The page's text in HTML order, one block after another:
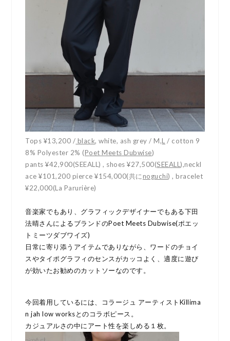
Tops ¥13,200 / black, white, ash grey / M,L / cotton 9
8% Polyester 2% (Poet Meets Dubwise)
pants ¥42,900(SEEALL) , shoes ¥27,500(SEEALL),neckl
ace ¥101,200 pierce ¥154,000(共にnoguchi) , bracelet
¥22,000(La Parurière)
音楽家でもあり、グラフィックデザイナーでもある下田
法晴さんによるブランドのPoet Meets Dubwise(ポエッ
トミーツダブワイズ)
日常に寄り添うアイテムでありながら、ワードのチョイ
スやタイポグラフィのセンスがカッコよく、適度に遊び
が効いたお勧めのカットソーなのです。
今回着用しているには、コラージュ アーティストKillima
n jah low worksとのコラボピース。
カジュアルさの中にアート性を楽しめる１枚。